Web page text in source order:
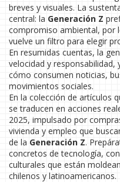
breves y visuales. La
central: la Generación Z
compromiso ambiental, por
vuelve un filtro para elegir
En resumidas cuentas, la
velocidad y responsabilidad,
cómo consumen noticias,
movimientos sociales.
En la colección de artículos
se traducen en acciones
2025, impulsado por
vivienda y empleo que
de la Generación Z.
concretos de tecnología,
culturales que están
chilenos y latinoamericanos.